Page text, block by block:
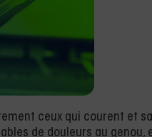
ceux qui courent et
de douleurs au